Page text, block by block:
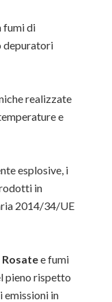
fumi di
depuratori
realizzate
e
esplosive, i
in
2014/34/UE
e fumi
pieno rispetto
emissioni in